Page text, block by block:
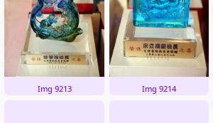
Img 9213 Img 9214